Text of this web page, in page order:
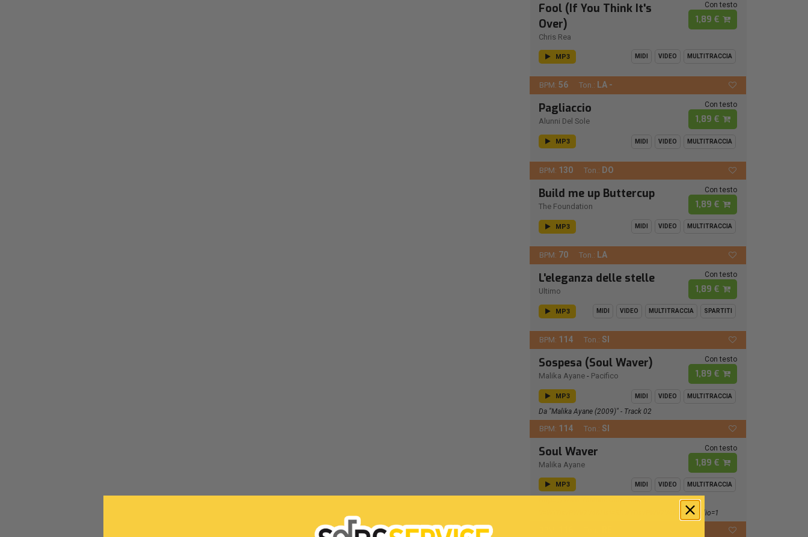
Fool (If You Think It's
Over)
Chris Rea
Con testo
1,89 €
MP3 MIDI VIDEO MULTITRACCIA
BPM: 56 Ton.: LA -
Pagliaccio
Alunni Del Sole
Con testo
1,89 €
MP3 MIDI VIDEO MULTITRACCIA
BPM: 130 Ton.: DO
Build me up Buttercup
The Foundation
Con testo
1,89 €
MP3 MIDI VIDEO MULTITRACCIA
BPM: 70 Ton.: LA
L'eleganza delle stelle
Ultimo
Con testo
1,89 €
MP3 MIDI VIDEO MULTITRACCIA SPARTITI
BPM: 114 Ton.: SI
Sospesa (Soul Waver)
Malika Ayane - Pacifico
Con testo
1,89 €
MP3 MIDI VIDEO MULTITRACCIA
Da "Malika Ayane (2009)" - Track 02
BPM: 114 Ton.: SI
Soul Waver
Malika Ayane
Con testo
1,89 €
MP3 MIDI VIDEO MULTITRACCIA
V=wYDsvPWV2V4&list=RDwYDsvPWV2V4&start_radio=1